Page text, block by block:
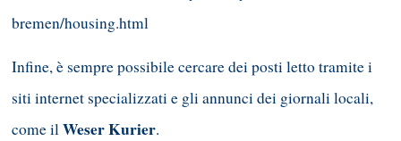
bremen/housing.html
Infine, è sempre possibile cercare dei posti letto tramite i
siti internet specializzati e gli annunci dei giornali locali,
come il Weser Kurier.